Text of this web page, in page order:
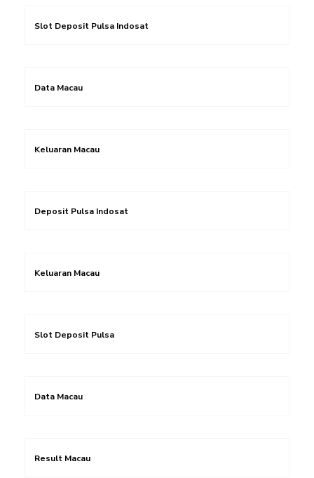
Slot Deposit Pulsa Indosat
Data Macau
Keluaran Macau
Deposit Pulsa Indosat
Keluaran Macau
Slot Deposit Pulsa
Data Macau
Result Macau